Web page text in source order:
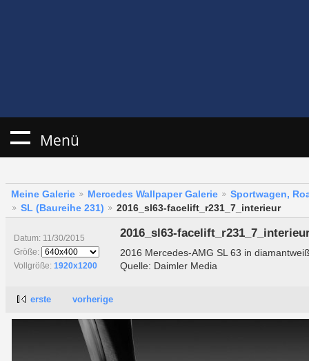
Menü
Meine Galerie Mercedes Wallpaper Galerie
Sportwagen,
SL (Baureihe 231)
2016_sl63-facelift_r231_7_interieur
Datum: 11/30/2015
Größe:
Vollgröße: 1920x1200
2016_sl63-
2016 Mercedes-AMG SL 63 in
Quelle: Daimler Media
erste vorherige